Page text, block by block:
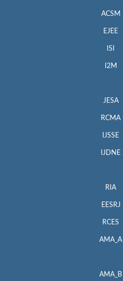
ACSM
EJEE
ISI
I2M
JESA
RCMA
IJSSE
IJDNE
RIA
EESRJ
RCES
AMA_A
AMA_B